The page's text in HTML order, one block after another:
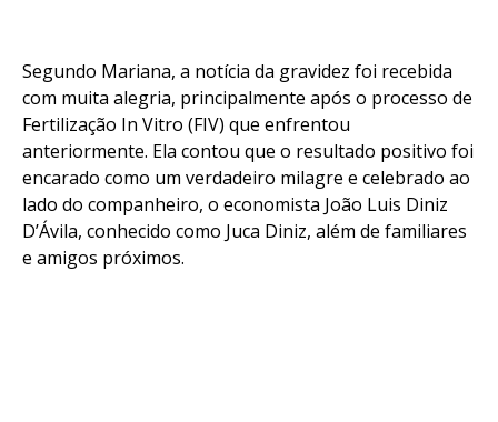
Segundo Mariana, a notícia da gravidez foi recebida
com muita alegria, principalmente após o processo de
Fertilização In Vitro (FIV) que enfrentou
anteriormente. Ela contou que o resultado positivo foi
encarado como um verdadeiro milagre e celebrado ao
lado do companheiro, o economista João Luis Diniz
D’Ávila, conhecido como Juca Diniz, além de familiares
e amigos próximos.